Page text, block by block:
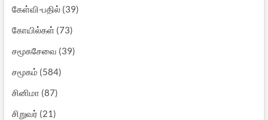
கேள்வி-பதில்(39)
கோயில்கள்(73)
சமூகசேவை (39)
சமூகம் (584)
சினிமா (87)
சிறுவர் (21)